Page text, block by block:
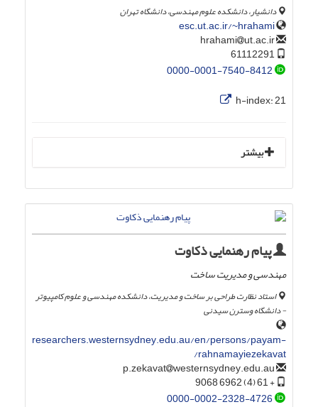
دانشیار، دانشکده علوم مهندسی، دانشگاه تهران
esc.ut.ac.ir/~hrahami
ut.ac.ir
0000-0001-7540-8412
h-index:21
بیشتر
پیام رهنمایی ذکاوت
مهندسی و مدیریت ساخت
استاد نظارت طراحی بر ساخت و مدیریت، دانشکده مهندسی و علوم کامپیوتر
- دانشگاه وسترن سیدنی
researchers.westernsydney.edu.au/en/persons/payam-
rahnamayiezekavat/
westernsydney.edu.au
+ 61 (4) 6962 9068
0000-0002-2328-4726